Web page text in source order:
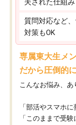
夫された仕組み
質問対応など
対策もOK
専属東大生メ
だから圧倒的
こんなお悩み、あ
「部活やスマホ
「このままで受